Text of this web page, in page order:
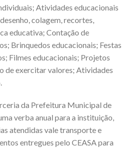
Atividades educacionais
colagem, recortes,
educativa; Contação de
Brinquedos educacionais; Festas
Filmes educacionais; Projetos
de exercitar valores; Atividades
da Prefeitura Municipal de
verba anual para a instituição,
atendidas vale transporte e
entregues pelo CEASA para